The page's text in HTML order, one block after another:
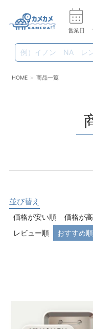
営業日
HOME 商品一覧
キーワード
価格
在庫なし商品
並び替え
価格が安い順 価格が
レビュー順
おすすめ順